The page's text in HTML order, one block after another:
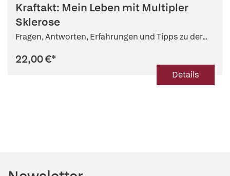
Kraftakt: Mein Leben mit Multipler
Sklerose
Fragen, Antworten, Erfahrungen und Tipps zu der...
22,00 €*
Details